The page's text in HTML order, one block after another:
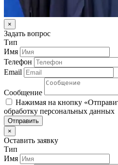
×
Задать вопрос
Тип
Имя
Телефон
Email
Сообщение
Нажимая на кнопку
обработку персональных данных
Отправить
×
Оставить заявку
Тип
Имя